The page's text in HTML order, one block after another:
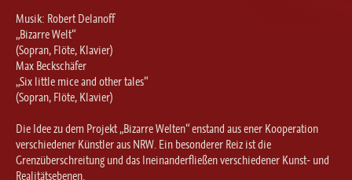
Modern / Jazz / Contemporary
Steptanz
Urban Dance
Musik: Robert Delanoff
„Bizarre Welt“
(Sopran, Flöte, Klavier)
Max Beckschäfer
„Six little mice and other tales“
(Sopran, Flöte, Klavier)
Die Idee zu dem Projekt „Bizarre Welten“ enstand aus ener Kooperation
verschiedener Künstler aus NRW. Ein besonderer Reiz ist die
Grenzüberschreitung und das Ineinanderfließen verschiedener Kunst- und
Realitätsebenen.